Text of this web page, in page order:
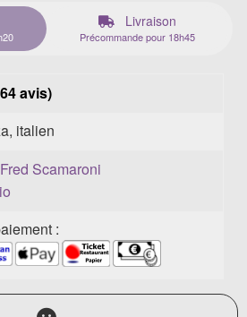
Livraison
Précommande pour 18h45
avis)
italien
Scamaroni
: